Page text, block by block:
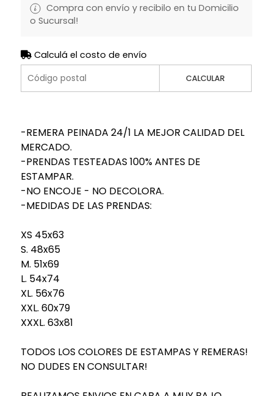
Compra con envío y recibilo en tu Domicilio
o Sucursal!
Calculá el costo de envío
CALCULAR
-REMERA PEINADA 24/1 LA MEJOR CALIDAD DEL
MERCADO.
-PRENDAS TESTEADAS 100% ANTES DE
ESTAMPAR.
-NO ENCOJE - NO DECOLORA.
-MEDIDAS DE LAS PRENDAS:
XS 45x63
S. 48x65
M. 51x69
L. 54x74
XL. 56x76
XXL. 60x79
XXXL. 63x81
TODOS LOS COLORES DE ESTAMPAS Y REMERAS!
NO DUDES EN CONSULTAR!